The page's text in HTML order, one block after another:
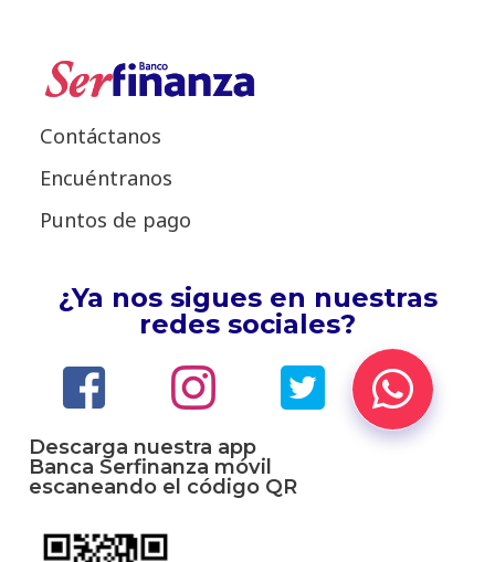
Contáctanos
Encuéntranos
Puntos de pago
¿Ya nos sigues en nuestras
redes sociales?
Descarga nuestra app
Banca Serfinanza móvil
escaneando el código QR